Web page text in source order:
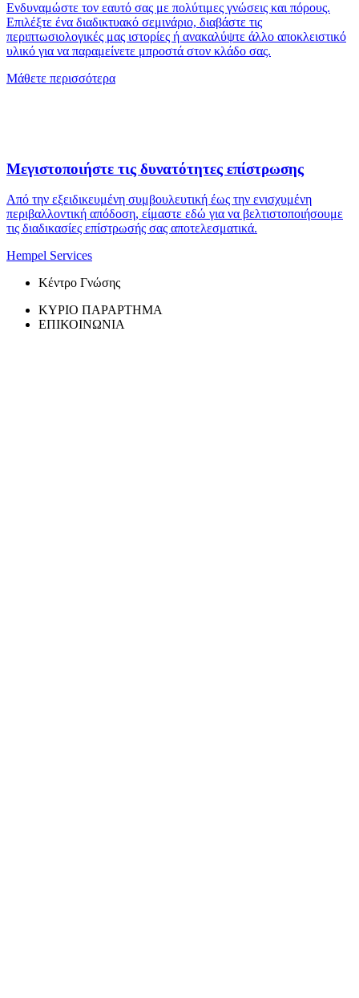
Ενδυναμώστε τον εαυτό σας με πολύτιμες γνώσεις και πόρους.
Επιλέξτε ένα διαδικτυακό σεμινάριο, διαβάστε τις
περιπτωσιολογικές μας ιστορίες ή ανακαλύψτε άλλο αποκλειστικό
υλικό για να παραμείνετε μπροστά στον κλάδο σας.
Μάθετε περισσότερα
Μεγιστοποιήστε τις δυνατότητες επίστρωσης
Από την εξειδικευμένη συμβουλευτική έως την ενισχυμένη
περιβαλλοντική απόδοση, είμαστε εδώ για να βελτιστοποιήσουμε
τις διαδικασίες επίστρωσής σας αποτελεσματικά.
Hempel Services
Κέντρο Γνώσης
ΚΥΡΙΟ ΠΑΡΑΡΤΗΜΑ
ΕΠΙΚΟΙΝΩΝΙΑ